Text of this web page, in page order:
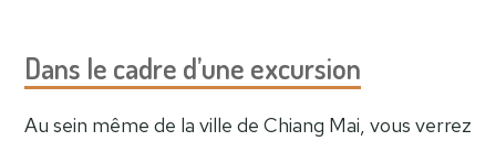
Dans le cadre d’une excursion
Au sein même de la ville de Chiang Mai, vous verrez